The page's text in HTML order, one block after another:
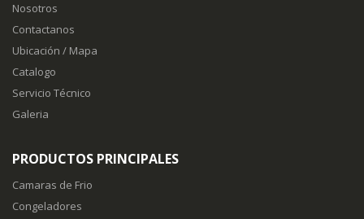
Nosotros
Contactanos
Ubicación / Mapa
Catalogo
Servicio Técnico
Galeria
PRODUCTOS PRINCIPALES
Camaras de Frio
Congeladores